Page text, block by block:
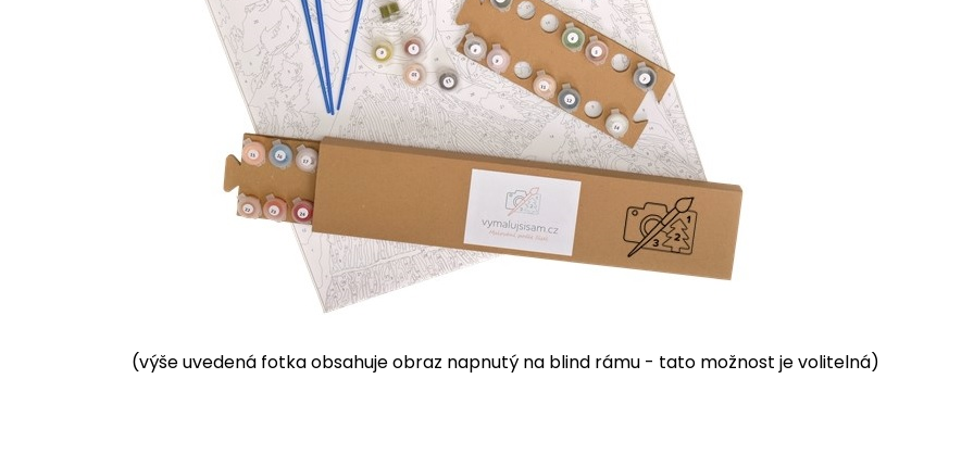
(výše uvedená fotka obsahuje obraz napnutý na blind rámu - tato možnost je volitelná)